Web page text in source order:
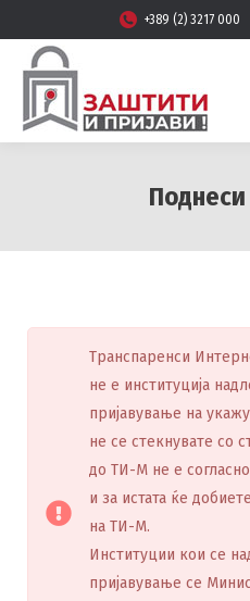
+389 (2) 3217 000
Поднеси
Транспаренси
не е институција
пријавување на
не се стекнувате со
до ТИ-М не е
и за истата ќе
на ТИ-М.
Институции кои се
пријавување се